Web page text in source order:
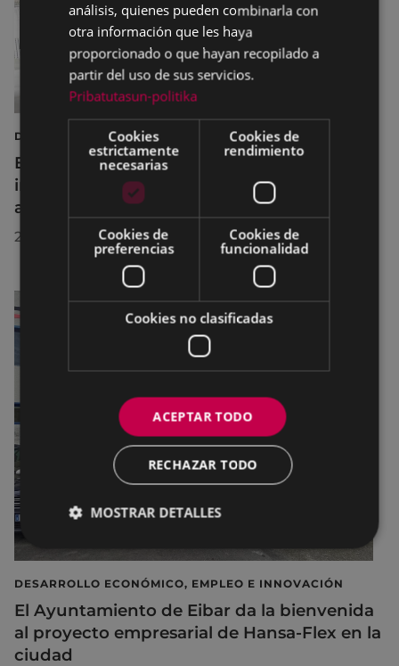
DEPORTES
Eibar adapta los horarios de sus
instalaciones deportivas durante el mes de
agosto para realizar mejoras
29/07/2026
DESARROLLO ECONÓMICO, EMPLEO E INNOVACIÓN
El Ayuntamiento de Eibar da la bienvenida
al proyecto empresarial de Hansa-Flex en la
ciudad
análisis, quienes pueden combinarla con
otra información que les haya
proporcionado o que hayan recopilado a
partir del uso de sus servicios.
Pribatutasun-politika
Cookies
estrictamente
necesarias
Cookies de
rendimiento
Cookies de
preferencias
Cookies de
funcionalidad
Cookies no clasificadas
ACEPTAR TODO
RECHAZAR TODO
MOSTRAR DETALLES